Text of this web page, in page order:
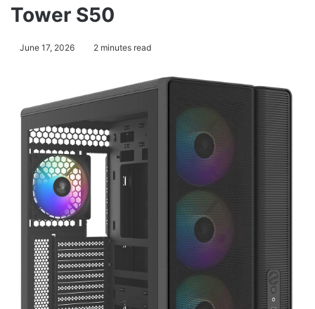
Tower S50
June 17, 2026 2 minutes read